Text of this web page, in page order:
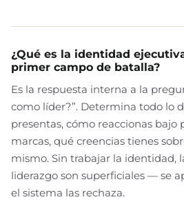
¿Qué es la identidad
primer campo de batalla?
Es la respuesta interna a la
como líder?”. Determina todo lo
presentas, cómo reaccionas bajo
marcas, qué creencias tienes
mismo. Sin trabajar la identidad,
liderazgo son superficiales — se
el sistema las rechaza.